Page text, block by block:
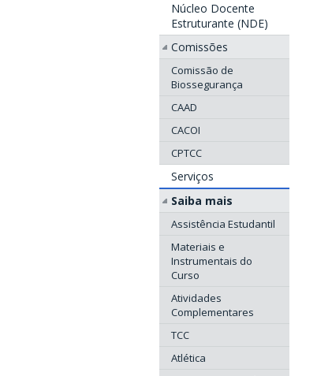
Núcleo Docente
Estruturante (NDE)
Comissões
Comissão de
Biossegurança
CAAD
CACOI
CPTCC
Serviços
Saiba mais
Assistência Estudantil
Materiais e
Instrumentais do
Curso
Atividades
Complementares
TCC
Atlética